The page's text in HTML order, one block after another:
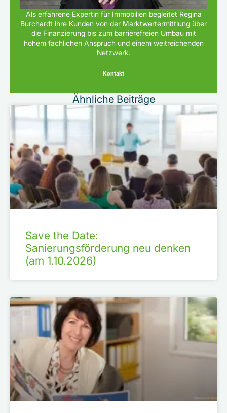
Als erfahrene Expertin für Immobilien begleitet Regina
Burchardt ihre Kunden von der Marktwertermittlung über
die Finanzierung bis zum barrierefreien Umbau mit
hohem fachlichen Anspruch und einem weitreichenden
Netzwerk.
Kontakt
Ähnliche Beiträge
Save the Date:
Sanierungsförderung neu denken
(am 1.10.2026)